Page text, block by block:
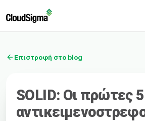
Επιστροφή στο blog
SOLID: Οι πρώτες